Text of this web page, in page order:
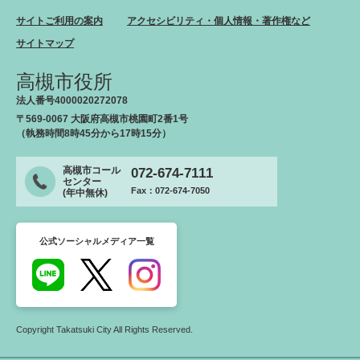
サイトご利用の案内
アクセシビリティ・個人情報・著作権など
サイトマップ
高槻市役所
法人番号4000020272078
〒569-0067 大阪府高槻市桃園町2番1号
（執務時間8時45分から17時15分）
高槻市コール
センター
(年中無休)
072-674-7111
Fax：072-674-7050
公式ソーシャルメディア一覧
Copyright Takatsuki City All Rights Reserved.